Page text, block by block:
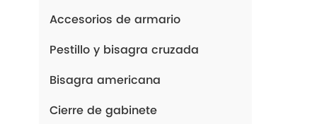
Accesorios de armario
Pestillo y bisagra cruzada
Bisagra americana
Cierre de gabinete